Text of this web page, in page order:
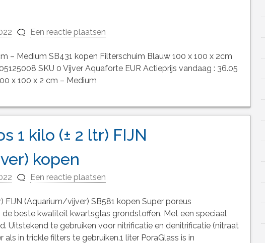
Een reactie plaatsen
– Medium SB431 kopen Filterschuim Blauw 100 x 100 x 2cm
SKU 0 Vijver Aquaforte EUR Actieprijs vandaag : 36.05
x 100 x 2 cm – Medium
1 kilo (± 2 ltr) FIJN
kopen
Een reactie plaatsen
FIJN (Aquarium/vijver) SB581 kopen Super poreus
beste kwaliteit kwartsglas grondstoffen. Met een speciaal
Uitstekend te gebruiken voor nitrificatie en denitrificatie (nitraat
in trickle filters te gebruiken.1 liter PoraGlass is in